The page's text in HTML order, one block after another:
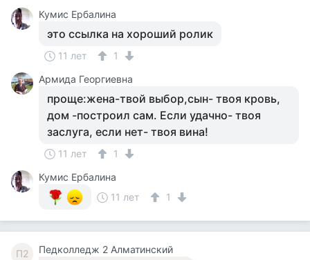
Кумис Ербалина
это ссылка на хороший ролик
11 лет
1
Армида Георгиевна
проще:жена-твой выбор,сын- твоя кровь,
дом -построил сам. Если удачно- твоя
заслуга, если нет- твоя вина!
11 лет
1
Кумис Ербалина
11 лет
1
П2 Педколледж 2 Алматинский